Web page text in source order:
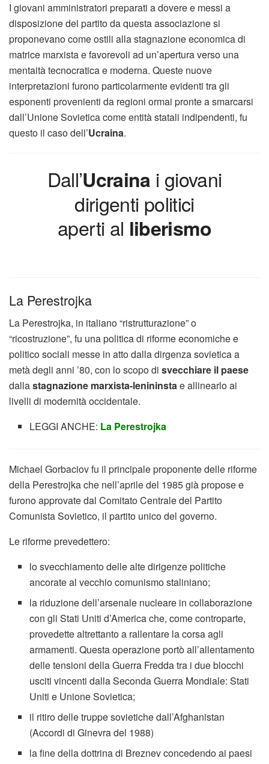
I giovani amministratori preparati a dovere e messi a
disposizione del partito da questa associazione si
proponevano come ostili alla stagnazione economica di
matrice marxista e favorevoli ad un’apertura verso una
mentaità tecnocratica e moderna. Queste nuove
interpretazioni furono particolarmente evidenti tra gli
esponenti provenienti da regioni ormai pronte a smarcarsi
dall’Unione Sovietica come entità statali indipendenti, fu
questo il caso dell’Ucraina.
Dall’Ucraina i giovani
dirigenti politici
aperti al liberismo
La Perestrojka
La Perestrojka, in italiano “ristrutturazione” o
“ricostruzione”, fu una politica di riforme economiche e
politico sociali messe in atto dalla dirgenza sovietica a
metà degli anni ’80, con lo scopo di svecchiare il paese
dallastagnazione marxista-lenininstae allinearlo ai
livelli di modernità occidentale.
LEGGI ANCHE: La Perestrojka
Michael Gorbaciov fu il principale proponente delle riforme
della Perestrojka che nell’aprile del 1985 già propose e
furono approvate dal Comitato Centrale del Partito
Comunista Sovietico, il partito unico del governo.
Le riforme prevedettero:
lo svecchiamento delle alte dirigenze politiche
ancorate al vecchio comunismo staliniano;
la riduzione dell’arsenale nucleare in collaborazione
con gli Stati Uniti d’America che, come controparte,
provedette altrettanto a rallentare la corsa agli
armamenti. Questa operazione portò all’allentamento
delle tensioni della Guerra Fredda tra i due blocchi
usciti vincenti dalla Seconda Guerra Mondiale: Stati
Uniti e Unione Sovietica;
il ritiro delle truppe sovietiche dall’Afghanistan
(Accordi di Ginevra del 1988)
la fine della dottrina di Breznev concedendo ai paesi